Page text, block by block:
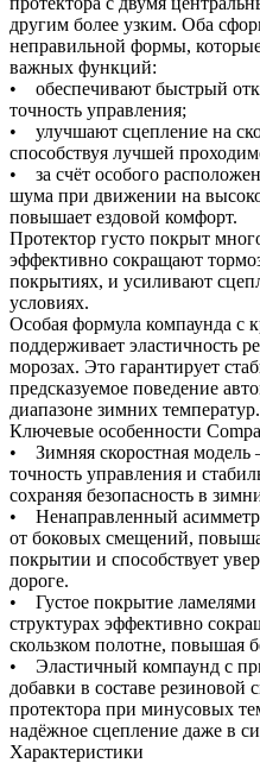
другим более узким. Оба
неправильной формы,
важных функций:
• обеспечивают быстрый
точность управления;
• улучшают сцепление на
способствуя лучшей
• за счёт особого
шума при движении на
повышает ездовой комфорт.
Протектор густо покрыт
эффективно сокращают
покрытиях, и усиливают
условиях.
Особая формула компаунда с
поддерживает эластичность
морозах. Это гарантирует
предсказуемое поведение
диапазоне зимних температур.
Ключевые особенности
• Зимняя скоростная
точность управления и
сохраняя безопасность в
• Ненаправленный
от боковых смещений,
покрытии и способствует
дороге.
• Густое покрытие
структурах эффективно
скользком полотне, повышая
• Эластичный компаунд с
добавки в составе резиновой
протектора при минусовых
надёжное сцепление даже в
Характеристики